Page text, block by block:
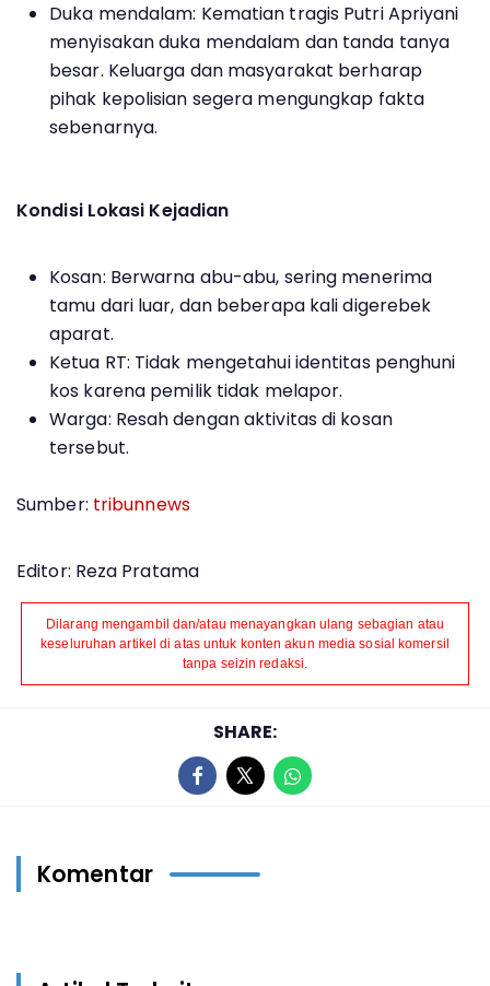
Duka mendalam: Kematian tragis Putri Apriyani
menyisakan duka mendalam dan tanda tanya
besar. Keluarga dan masyarakat berharap
pihak kepolisian segera mengungkap fakta
sebenarnya.
Kondisi Lokasi Kejadian
Kosan: Berwarna abu-abu, sering menerima
tamu dari luar, dan beberapa kali digerebek
aparat.
Ketua RT: Tidak mengetahui identitas penghuni
kos karena pemilik tidak melapor.
Warga: Resah dengan aktivitas di kosan
tersebut.
Sumber: tribunnews
Editor: Reza Pratama
Dilarang mengambil dan/atau menayangkan ulang sebagian atau
keseluruhan artikel di atas untuk konten akun media sosial komersil
tanpa seizin redaksi.
SHARE:
Komentar